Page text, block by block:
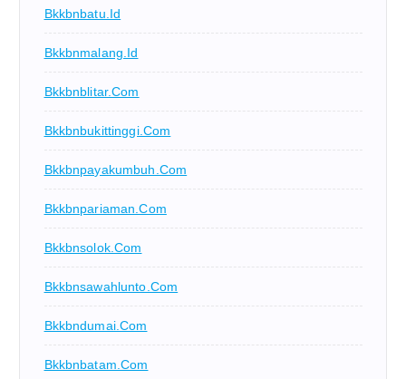
Bkkbnbatu.id
Bkkbnmalang.id
Bkkbnblitar.com
Bkkbnbukittinggi.com
Bkkbnpayakumbuh.com
Bkkbnpariaman.com
Bkkbnsolok.com
Bkkbnsawahlunto.com
Bkkbndumai.com
Bkkbnbatam.com